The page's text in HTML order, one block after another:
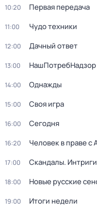
10:20 Первая передача
11:00 Чудо техники
12:00 Дачный ответ
13:00 НашПотребНадзор
14:00 Однажды
15:00 Своя игра
16:00 Сегодня
16:20 Человек в праве
17:00 Скандалы.
18:00 Новые русские
19:00 Итоги недели